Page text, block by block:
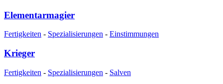
Elementarmagier
Fertigkeiten - Spezialisierungen - Einstimmungen
Krieger
Fertigkeiten - Spezialisierungen - Salven